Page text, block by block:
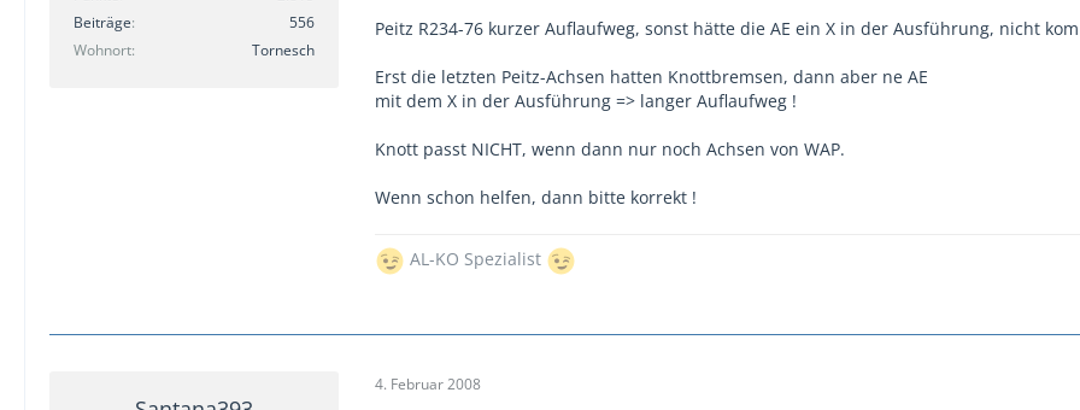
Beiträge
556
Wohnort
Tornesch
Peitz R234-76 kurzer Auflaufweg, sonst hätte die AE ein X in der Ausführung, nicht
Erst die letzten Peitz-Achsen hatten Knottbremsen, dann aber ne AE
mit dem X in der Ausführung => langer Auflaufweg !
Knott passt NICHT, wenn dann nur noch Achsen von WAP.
Wenn schon helfen, dann bitte korrekt !
AL-KO Spezialist
4. Februar 2008